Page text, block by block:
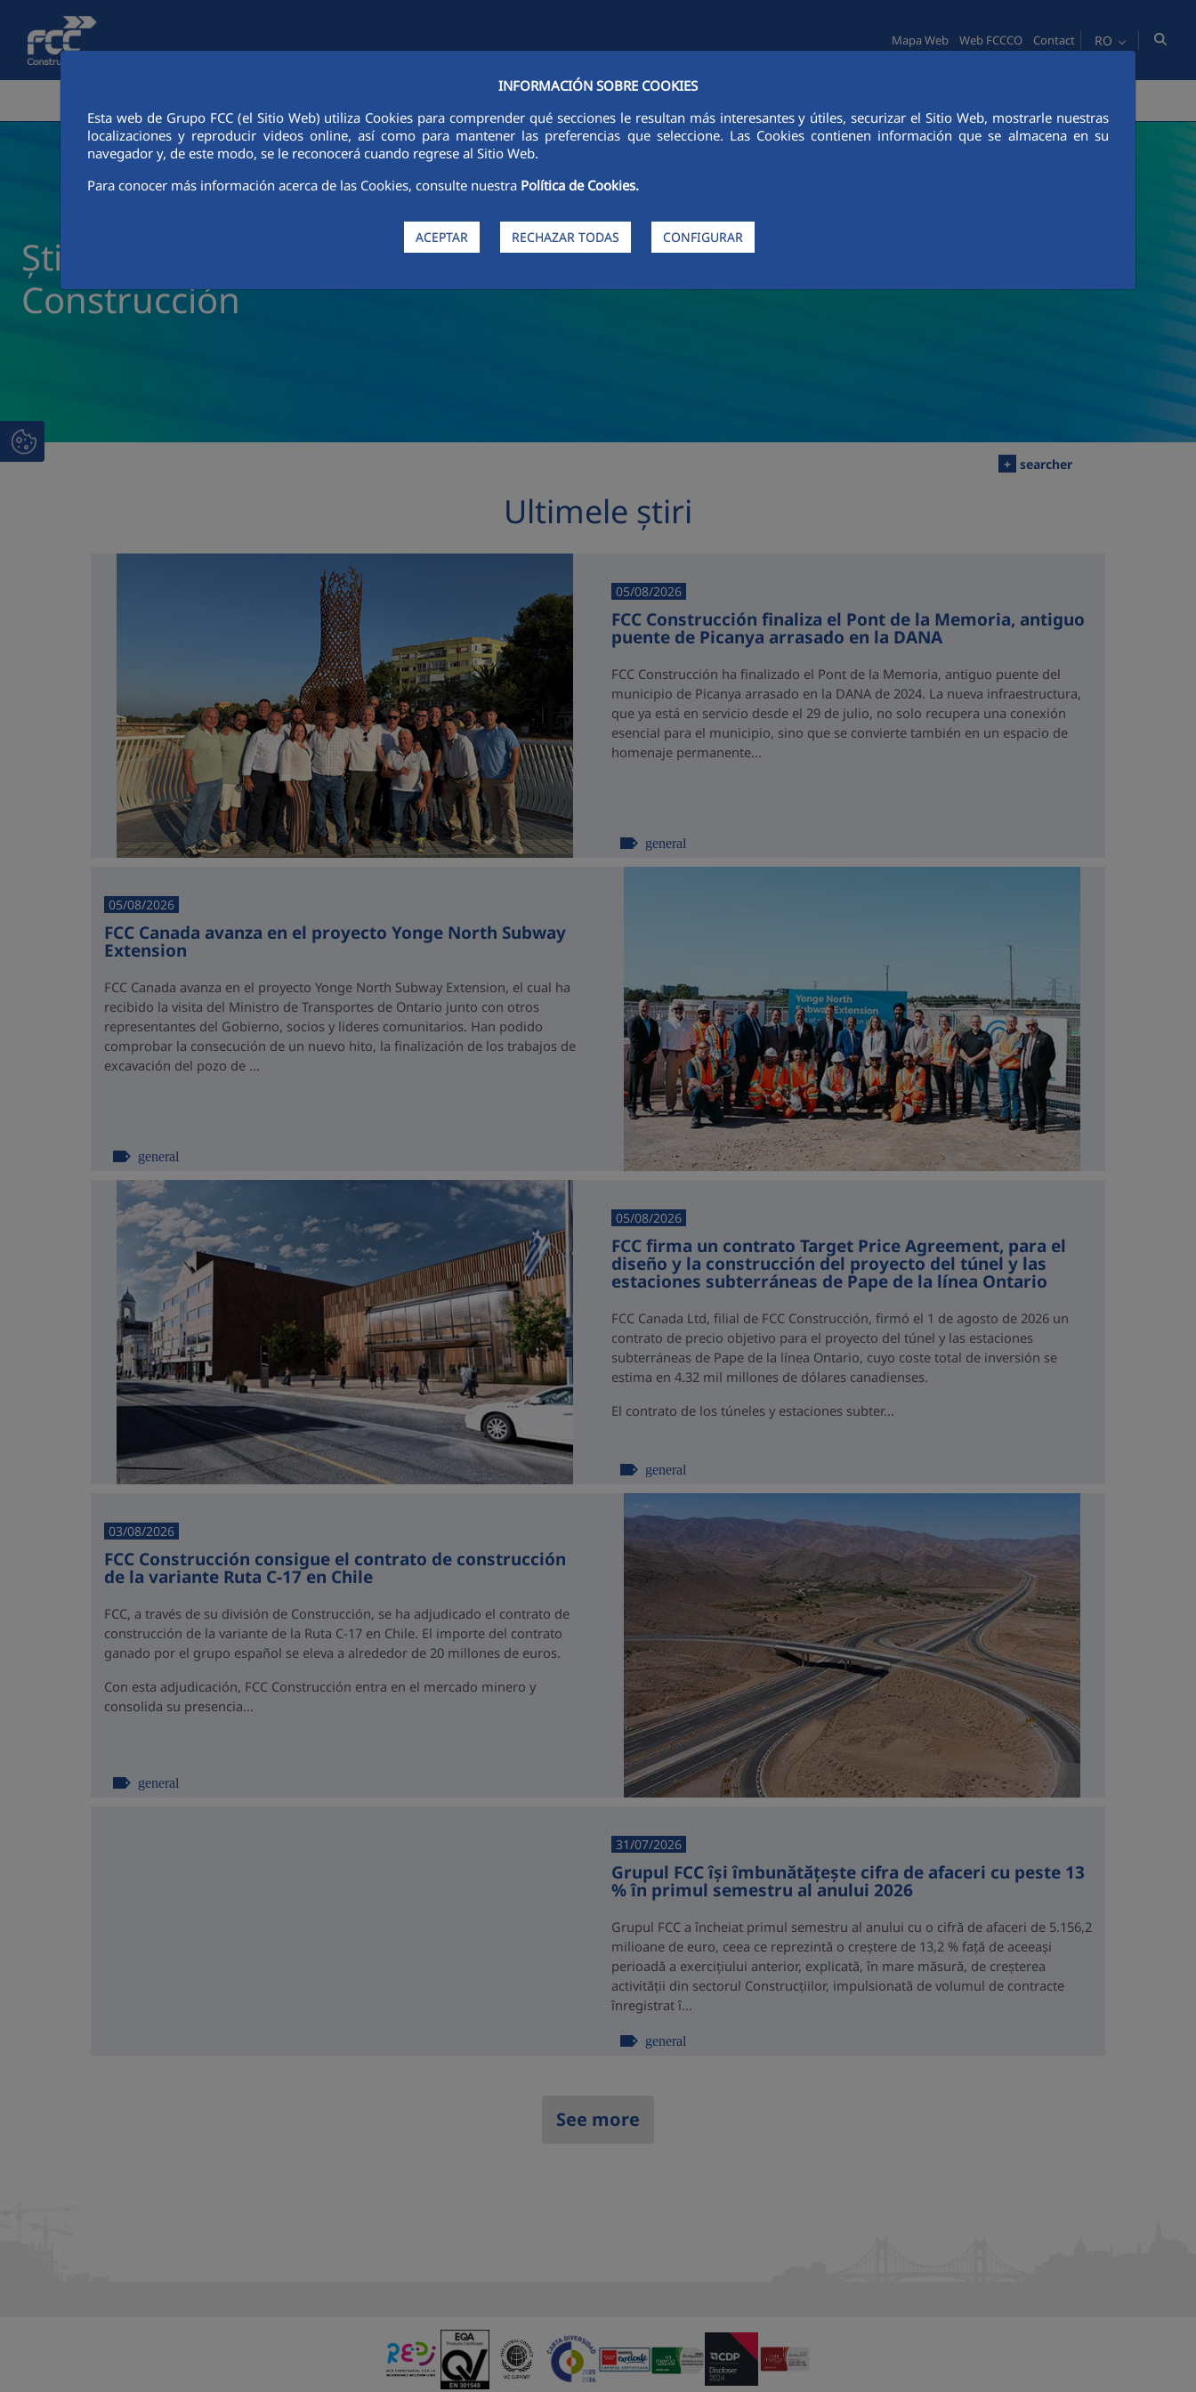
Skip to Main Content
INFORMACIÓN SOBRE COOKIES
Esta web de Grupo FCC (el Sitio Web) utiliza Cookies para comprender qué secciones le resultan más interesantes y útiles, securizar el Sitio Web, mostrarle nuestras
localizaciones y reproducir videos online, así como para mantener las preferencias que seleccione. Las Cookies contienen información que se almacena en su
navegador y, de este modo, se le reconocerá cuando regrese al Sitio Web.
Para conocer más información acerca de las Cookies, consulte nuestra Política de Cookies.
ACEPTAR RECHAZAR TODAS CONFIGURAR
Mapa Web Web FCCCO Contact RO
Știri și actualități FCC
Construcción
+ searcher
Ultimele știri
05/08/2026
FCC Construcción finaliza el Pont de la Memoria, antiguo
puente de Picanya arrasado en la DANA
FCC Construcción ha finalizado el Pont de la Memoria, antiguo puente del
municipio de Picanya arrasado en la DANA de 2024. La nueva infraestructura,
que ya está en servicio desde el 29 de julio, no solo recupera una conexión
esencial para el municipio, sino que se convierte también en un espacio de
homenaje permanente...
general
05/08/2026
FCC Canada avanza en el proyecto Yonge North Subway
Extension
FCC Canada avanza en el proyecto Yonge North Subway Extension, el cual ha
recibido la visita del Ministro de Transportes de Ontario junto con otros
representantes del Gobierno, socios y lideres comunitarios. Han podido
comprobar la consecución de un nuevo hito, la finalización de los trabajos de
excavación del pozo de ...
general
05/08/2026
FCC firma un contrato Target Price Agreement, para el
diseño y la construcción del proyecto del túnel y las
estaciones subterráneas de Pape de la línea Ontario
FCC Canada Ltd, filial de FCC Construcción, firmó el 1 de agosto de 2026 un
contrato de precio objetivo para el proyecto del túnel y las estaciones
subterráneas de Pape de la línea Ontario, cuyo coste total de inversión se
estima en 4.32 mil millones de dólares canadienses.
El contrato de los túneles y estaciones subter...
general
03/08/2026
FCC Construcción consigue el contrato de construcción
de la variante Ruta C-17 en Chile
FCC, a través de su división de Construcción, se ha adjudicado el contrato de
construcción de la variante de la Ruta C-17 en Chile. El importe del contrato
ganado por el grupo español se eleva a alrededor de 20 millones de euros.
Con esta adjudicación, FCC Construcción entra en el mercado minero y
consolida su presencia...
general
31/07/2026
Grupul FCC își îmbunătățește cifra de afaceri cu peste 13
% în primul semestru al anului 2026
Grupul FCC a încheiat primul semestru al anului cu o cifră de afaceri de 5.156,2
milioane de euro, ceea ce reprezintă o creștere de 13,2 % față de aceeași
perioadă a exercițiului anterior, explicată, în mare măsură, de creșterea
activității din sectorul Construcțiilor, impulsionată de volumul de contracte
înregistrat î...
general
See more